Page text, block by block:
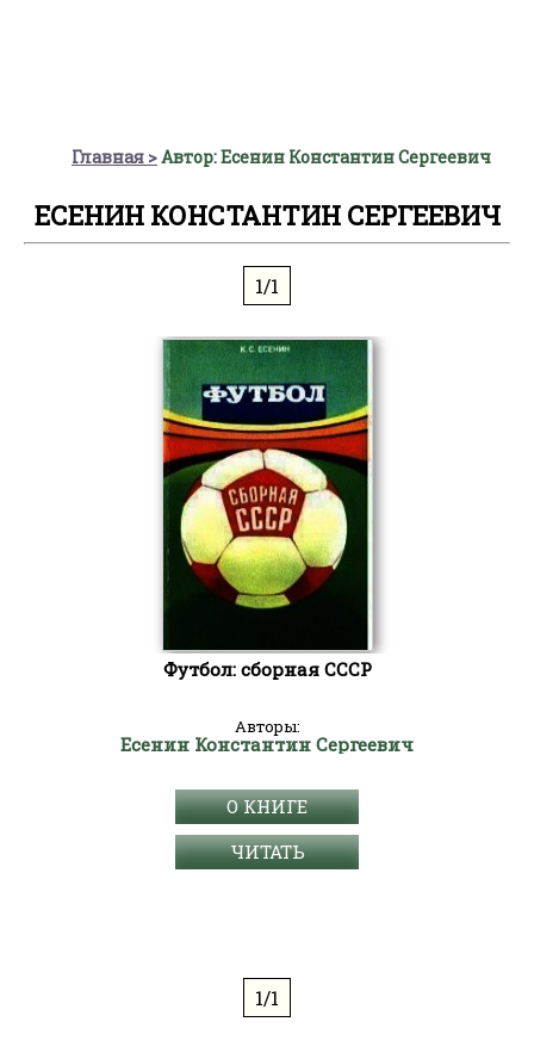
Главная Автор: Есенин Константин Сергеевич
ЕСЕНИН КОНСТАНТИН СЕРГЕЕВИЧ
1/1
Футбол: сборная СССР
Авторы:
Есенин Константин Сергеевич
О КНИГЕ
ЧИТАТЬ
1/1